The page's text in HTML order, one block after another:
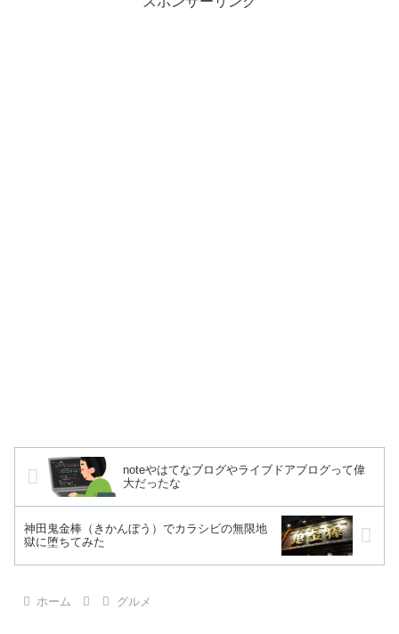
noteやはてなブログやライブドアブログって偉
大だったな
神田鬼金棒（きかんぼう）でカラシビの無限地
獄に堕ちてみた
ホーム グルメ